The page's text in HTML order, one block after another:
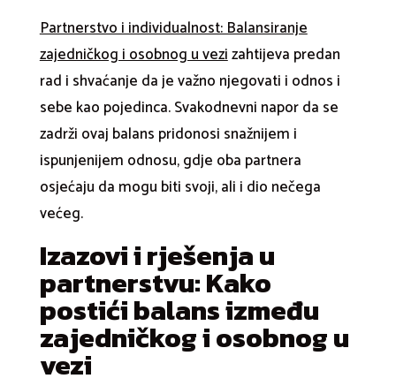
Partnerstvo i individualnost: Balansiranje
zajedničkog i osobnog u vezizahtijeva predan
rad i shvaćanje da je važno njegovati i odnos i
sebe kao pojedinca. Svakodnevni napor da se
zadrži ovaj balans pridonosi snažnijem i
ispunjenijem odnosu, gdje oba partnera
osjećaju da mogu biti svoji, ali i dio nečega
većeg.
Izazovi i rješenja u
partnerstvu: Kako
postići balans između
zajedničkog i osobnog u
vezi